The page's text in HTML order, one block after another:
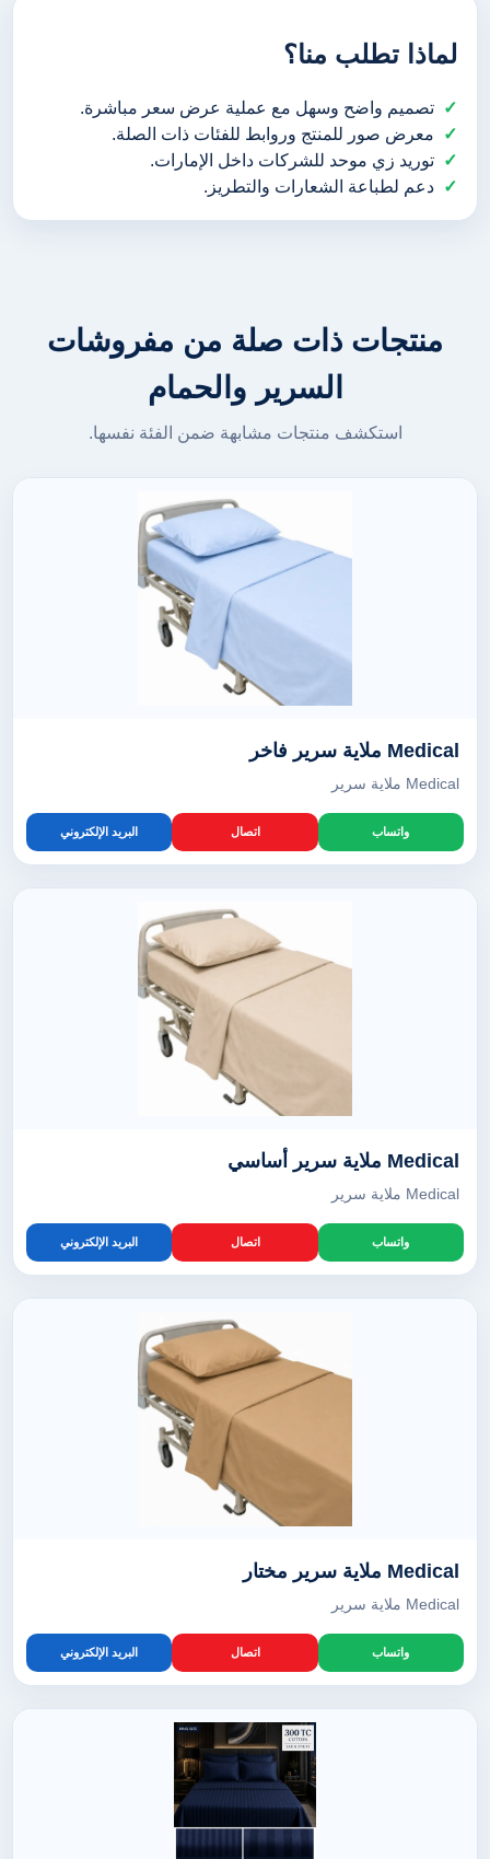
لماذا تطلب منا؟
تصميم واضح وسهل مع عملية عرض سعر مباشرة.
معرض صور للمنتج وروابط للفئات ذات الصلة.
توريد زي موحد للشركات داخل الإمارات.
دعم لطباعة الشعارات والتطريز.
منتجات ذات صلة من مفروشات
السرير والحمام
استكشف منتجات مشابهة ضمن الفئة نفسها.
Medical ملاية سرير فاخر
Medical ملاية سرير
واتساب اتصال البريد الإلكتروني
Medical ملاية سرير أساسي
Medical ملاية سرير
واتساب اتصال البريد الإلكتروني
Medical ملاية سرير مختار
Medical ملاية سرير
واتساب اتصال البريد الإلكتروني